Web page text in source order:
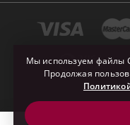
Мы используем файлы
Продолжая
Почта